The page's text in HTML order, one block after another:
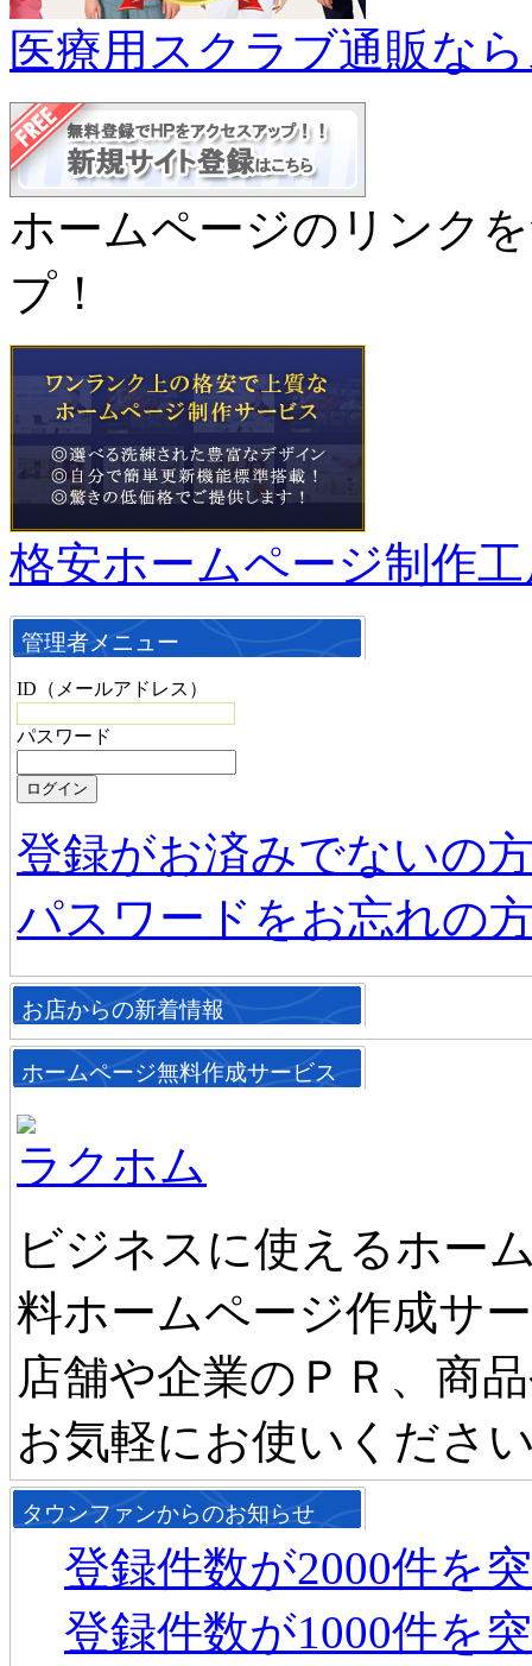
医療用スクラブ通販な
ホームページのリンク
プ！
格安ホームページ制作
管理者メニュー
ID（メールアドレス）
パスワード
登録がお済みでないの
パスワードをお忘れの
お店からの新着情報
ホームページ無料作成サービス
ラクホム
ビジネスに使えるホー
料ホームページ作成サ
店舗や企業のＰＲ、商
お気軽にお使いくださ
タウンファンからのお知らせ
登録件数が2000件を
登録件数が1000件を